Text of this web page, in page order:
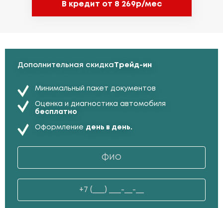
В кредит от 8 269р/мес
Дополнительная скидкаТрейд-ин
Минимальный пакет документов
Оценка и диагностика автомобиля
бесплатно
Оформление день в день.